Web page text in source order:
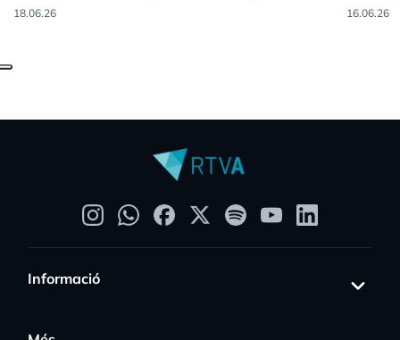
18.06.26 16.06.26
Informació